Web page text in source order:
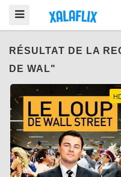
RÉSULTAT DE LA
DE WAL"